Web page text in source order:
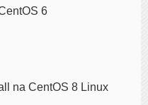
6
na CentOS 8 Linux